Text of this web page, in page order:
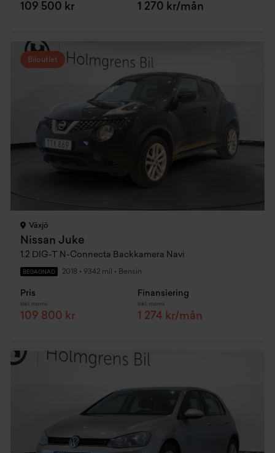
109 500 kr 1 270 kr/mån
Biloutlet
Växjö
Nissan Juke
1.2 DIG-T N-Connecta Backkamera Navi
BEGAGNAD 2018 • 9342 mil • Bensin
Pris
Inkl. moms
109 800 kr
Finansiering
Inkl. moms
1 274 kr/mån